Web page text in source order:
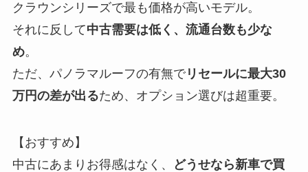
クラウンシリーズで最も価格が高いモデル。
それに反して中古需要は低く、流通台数も少な
め。
ただ、パノラマルーフの有無でリセールに最大30
万円の差が出るため、オプション選びは超重要。
【おすすめ】
中古にあまりお得感はなく、
どうせなら新車で買